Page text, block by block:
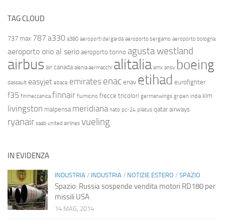
TAG CLOUD
737 max 787 a330 a380 aeroporti del garda aeroporto bergamo aeroporto bologna
aeroporto orio al serio aeroporto torino agusta westland
airbus air canada alenia aermacchi alitalia amx ansv boeing
dassault easyjet ebace emirates enac enav etihad eurofighter
f35 finmeccanica finnair fiumicino frecce tricolori germanwings gripen india klm
livingston malpensa meridiana nato pc-24 pilatus qatar airways
ryanair saab united airlines vueling
IN EVIDENZA
INDUSTRIA / INDUSTRIA / NOTIZIE ESTERO / SPAZIO
Spazio: Russia sospende vendita motori RD180 per
missili USA
14 MAG, 2014